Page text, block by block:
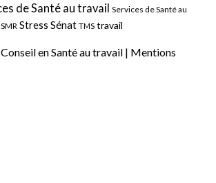
de Santé au travail Services de Santé au
SMR Stress Sénat TMS travail
en Santé au travail | Mentions